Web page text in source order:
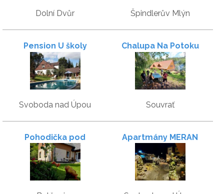
Dolní Dvůr Špindlerův Mlýn
Pension U školy
Svoboda nad Úpou
Chalupa Na Potoku
Souvrať
Pohodička pod
Verpánem
Apartmány MERAN